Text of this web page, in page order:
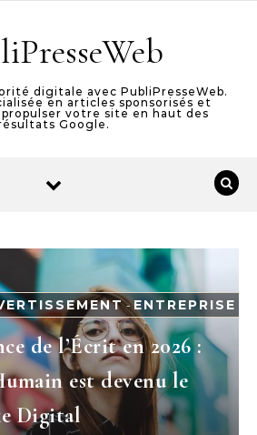
digitale avec PubliPresseWeb.
en articles sponsorisés et
votre site en haut des
Google.
-ENTREPRISE
de l’Écrit en 2026 :
est devenu le
Digital